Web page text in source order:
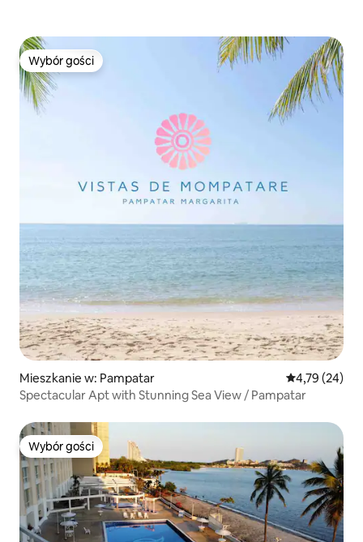
Wybór gości
Wybór gości
Mieszkanie w: Pampatar Średnia
4,79 (24)
Spectacular Apt with Stunning Sea View / Pampatar
Wybór gości
Wybór gości